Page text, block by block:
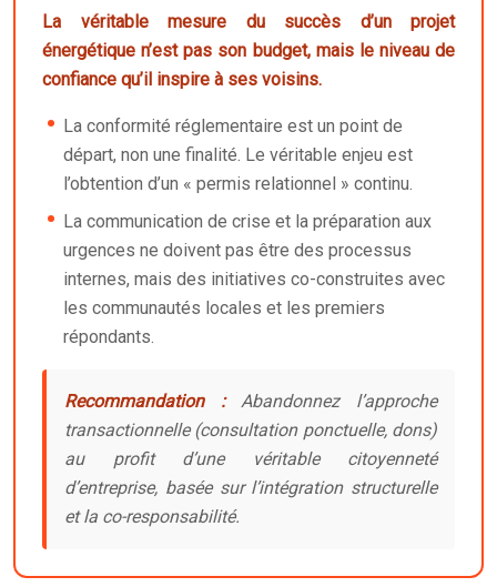
La véritable mesure du succès d’un projet
énergétique n’est pas son budget, mais le niveau de
confiance qu’il inspire à ses voisins.
La conformité réglementaire est un point de
départ, non une finalité. Le véritable enjeu est
l’obtention d’un « permis relationnel » continu.
La communication de crise et la préparation aux
urgences ne doivent pas être des processus
internes, mais des initiatives co-construites avec
les communautés locales et les premiers
répondants.
Recommandation :Abandonnez l’approche
transactionnelle (consultation ponctuelle, dons)
au profit d’une véritable citoyenneté
d’entreprise, basée sur l’intégration structurelle
et la co-responsabilité.